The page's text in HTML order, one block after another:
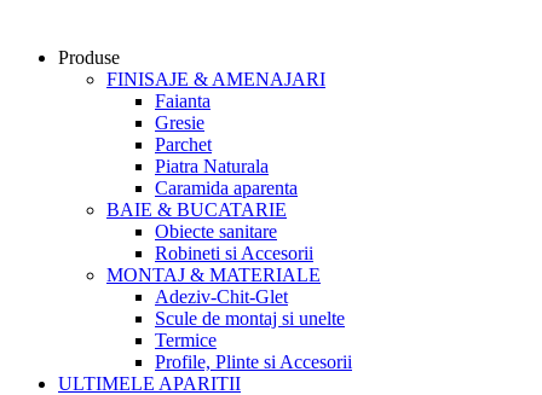
Produse
FINISAJE & AMENAJARI
Faianta
Gresie
Parchet
Piatra Naturala
Caramida aparenta
BAIE & BUCATARIE
Obiecte sanitare
Robineti si Accesorii
MONTAJ & MATERIALE
Adeziv-Chit-Glet
Scule de montaj si unelte
Termice
Profile, Plinte si Accesorii
ULTIMELE APARITII